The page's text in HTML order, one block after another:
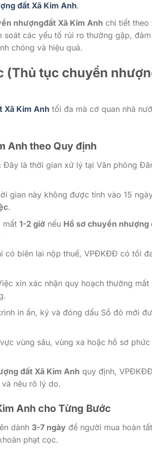
đất Xã Kim Anh.
nhượngđất Xã Kim Anh chi tiết theo
các yếu tố rủi ro thường gặp,
chóng và hiệu quả.
(Thủ tục chuyển
Xã Kim Anh tối đa mà cơ quan nhà
Anh theo Quy định
Đây là thời gian xử lý tại Văn phòng
gian này không được tính vào 15
.
mất 1-2 giờnếu Hồ sơ chuyển nhượng
có biên lai nộp thuế, VPĐKĐĐ có tối
xin xác nhận quy hoạch thường mất
in ấn, ký và đóng dấu Sổ đỏ mới
vùng sâu, vùng xa hoặc hồ sơ phức
đất Xã Kim Anh quy định,
nêu rõ lý do.
Anh cho Từng Bước
dành 3-7 ngàyđể người mua hoàn tất
phạt cọc.